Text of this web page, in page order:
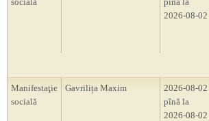
2026-08-
Manifestaţie
socială
Gavrilița Maxim
2026-08-
pînă la
2026-08-